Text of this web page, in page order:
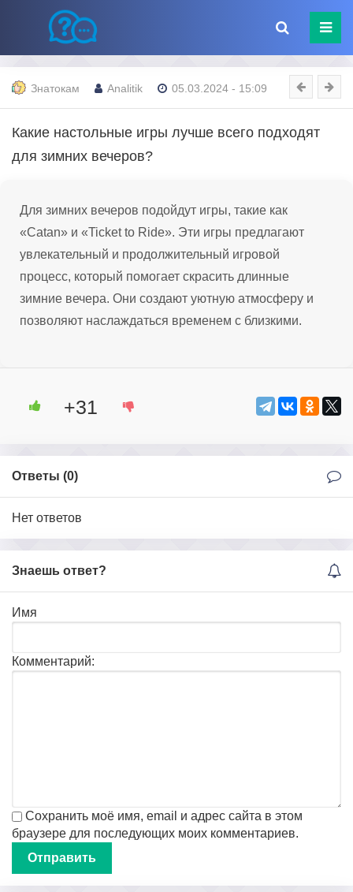
Знатокам Analitik 05.03.2024 - 15:09
Какие настольные игры лучше всего подходят
для зимних вечеров?
Для зимних вечеров подойдут игры, такие как
«Catan» и «Ticket to Ride». Эти игры предлагают
увлекательный и продолжительный игровой
процесс, который помогает скрасить длинные
зимние вечера. Они создают уютную атмосферу и
позволяют наслаждаться временем с близкими.
+31
Ответы (0)
Нет ответов
Знаешь ответ?
Имя
Комментарий:
Сохранить моё имя, email и адрес сайта в этом
браузере для последующих моих комментариев.